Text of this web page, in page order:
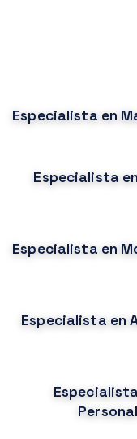
Especialista en
Especialista
Especialista en
Especialista en